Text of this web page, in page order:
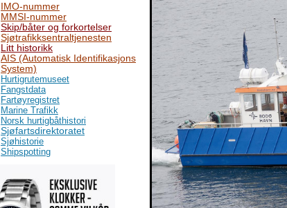
IMO-nummer
MMSI-nummer
Skip/båter og forkortelser
Sjøtrafikksentraltjenesten
Litt historikk
AIS (Automatisk Identifikasjons
System)
Hurtigrutemuseet
Fangstdata
Fartøyregistret
Marine Trafikk
Norsk hurtigbåthistori
Sjøfartsdirektoratet
Sjøhistorie
Shipspotting